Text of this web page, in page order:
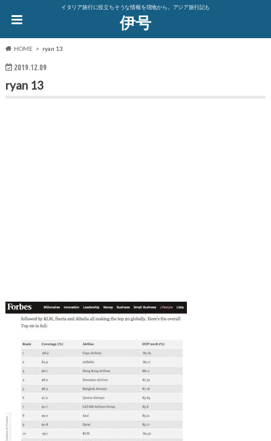
イタリア旅行に役立ちそうな情報を現地から。アジア旅行記も
伊号
HOME ryan 13
2019.12.09
ryan 13